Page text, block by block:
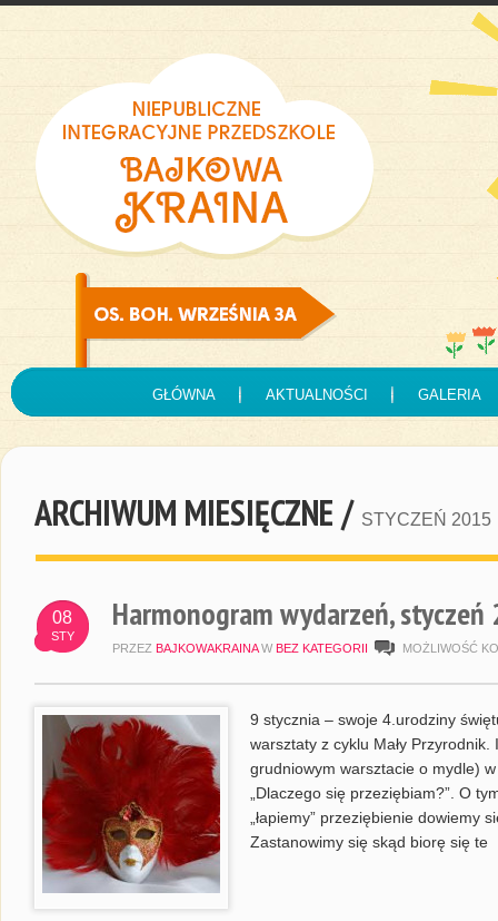
GŁÓWNA AKTUALNOŚCI GALERIA
ARCHIWUM MIESIĘCZNE / STYCZEŃ 2015
08
STY
Harmonogram wydarzeń, styczeń
PRZEZ BAJKOWAKRAINA W BEZ KATEGORII MOŻLIWOŚĆ
9 stycznia – swoje 4.urodziny
warsztaty z cyklu Mały
grudniowym warsztacie o mydle)
„Dlaczego się przeziębiam?”. O
„łapiemy” przeziębienie dowiemy
Zastanowimy się skąd biorę się te